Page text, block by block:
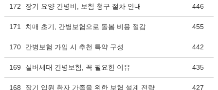
172 장기 요양 간병비, 보험 청구 절차 안내 446
171 치매 초기, 간병보험으로 돌봄 비용 절감 455
170 간병보험 가입 시 추천 특약 구성 442
169 실버세대 간병보험, 꼭 필요한 이유 435
168 장기 입원 환자 가족을 위한 보험 설계 전략 427